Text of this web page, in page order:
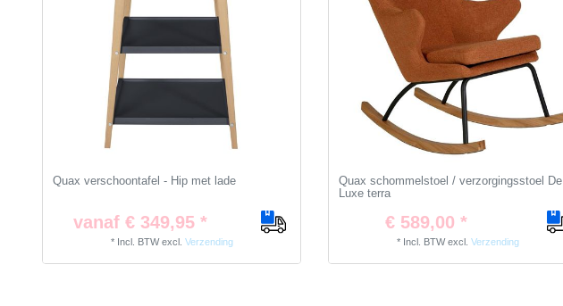
Quax verschoontafel - Hip met lade
vanaf € 349,95 *
* Incl. BTWexcl. Verzending
Quax schommelstoel / verzorgingsstoel De
Luxe terra
€ 589,00 *
* Incl. BTWexcl. Verzending